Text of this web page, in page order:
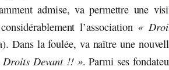
admise, va permettre une
l’association «
Dans la foulée, va naître une
Droits Devant !! ». Parmi ses